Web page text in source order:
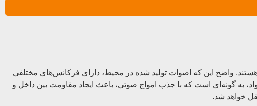
واضح این که اصوات تولید شده در محیط، دارای فرکانس‌های مختلفی
به گونه‌ای است که با جذب امواج صوتی، باعث ایجاد مقاومت بین داخل و
خواهد شد.